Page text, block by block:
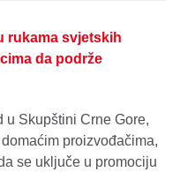
rukama svjetskih
da podrže
u Skupštini Crne Gore,
proizvođačima,
se uključe u promociju